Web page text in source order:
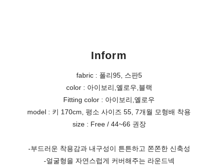
Inform
fabric : 폴리95, 스판5
color : 아이보리,옐로우,블랙
Fitting color : 아이보리,옐로우
model : 키 170cm, 평소 사이즈 55, 7개월 모형배 착용
size : Free / 44~66 권장
-부드러운 착용감과 내구성이 튼튼하고 쫀쫀한 신축성
-얼굴형을 자연스럽게 커버해주는 라운드넥